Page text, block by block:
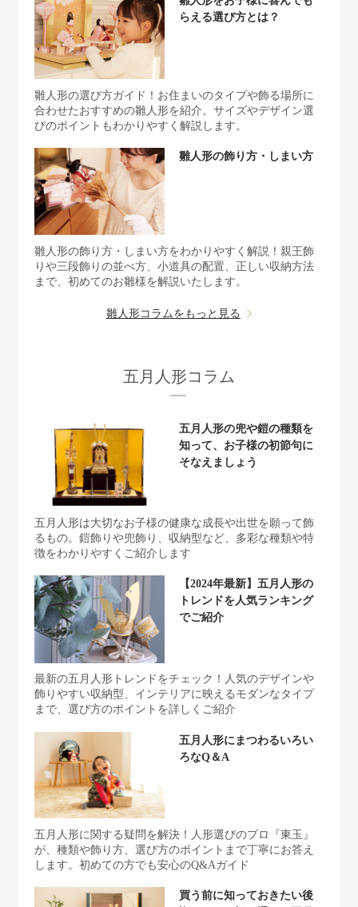
らえる選び方とは？
雛人形の選び方ガイド！お住まいのタイプや飾る場所に
合わせたおすすめの雛人形を紹介。サイズやデザイン選
びのポイントもわかりやすく解説します。
雛人形の飾り方・しまい方
雛人形の飾り方・しまい方をわかりやすく解説！親王飾
りや三段飾りの並べ方、小道具の配置、正しい収納方法
まで、初めてのお雛様を解説いたします。
雛人形コラムをもっと見る
五月人形コラム
五月人形の兜や鎧の種類を
知って、お子様の初節句に
そなえましょう
五月人形は大切なお子様の健康な成長や出世を願って飾
るもの。鎧飾りや兜飾り、収納型など、多彩な種類や特
徴をわかりやすくご紹介します
【2024年最新】五月人形の
トレンドを人気ランキング
でご紹介
最新の五月人形トレンドをチェック！人気のデザインや
飾りやすい収納型、インテリアに映えるモダンなタイプ
まで、選び方のポイントを詳しくご紹介
五月人形にまつわるいろい
ろなQ＆A
五月人形に関する疑問を解決！人形選びのプロ『東玉』
が、種類や飾り方、選び方のポイントまで丁寧にお答え
します。初めての方でも安心のQ&Aガイド
買う前に知っておきたい後